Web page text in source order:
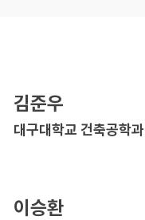
김준우
대구대학교 건축공학과
이승환